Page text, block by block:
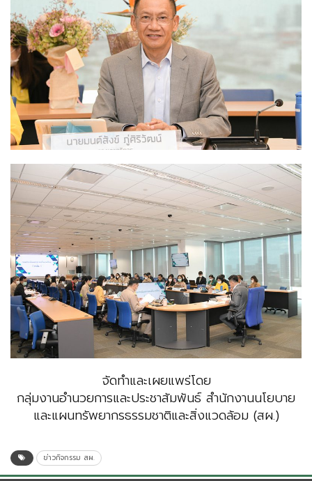
จัดทำและเผยแพร่โดย
กลุ่มงานอำนวยการและประชาสัมพันธ์ สำนักงานนโยบาย
และแผนทรัพยากรธรรมชาติและสิ่งแวดล้อม (สผ.)
ข่าวกิจกรรม สผ.